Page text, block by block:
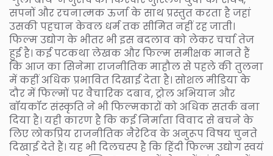
सपनों और रचनात्मक ऊर्जा के साथ प्रस्तुत करता है जहां
उसकी पहचान केवल धर्म तक सीमित नहीं रह जाती।
फिल्म उद्योग के भीतर भी इस बदलाव को लेकर चर्चा तेज
हुई है। कई पटकथा लेखक और फिल्म समीक्षक मानते हैं
कि आज का सिनेमा राजनीतिक माहौल से पहले की तुलना
में कहीं अधिक प्रभावित दिखाई देता है। सोशल मीडिया के
दौर में फिल्मों पर वैचारिक दबाव, ट्रोल अभियान और
बॉयकॉट संस्कृति ने भी फिल्मकारों को अधिक सतर्क बना
दिया है। यही कारण है कि कई निर्माता विवाद से बचने के
लिए लोकप्रिय राजनीतिक नैरेटिव के अनुरूप विषय चुनते
दिखाई देते हैं। यह भी दिलचस्प है कि हिंदी फिल्म उद्योग स्वयं